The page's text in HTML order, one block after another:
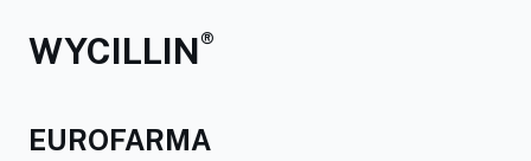
WYCILLIN®
EUROFARMA